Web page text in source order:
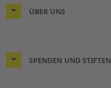
ÜBER UNS
SPENDEN UND STIFTEN